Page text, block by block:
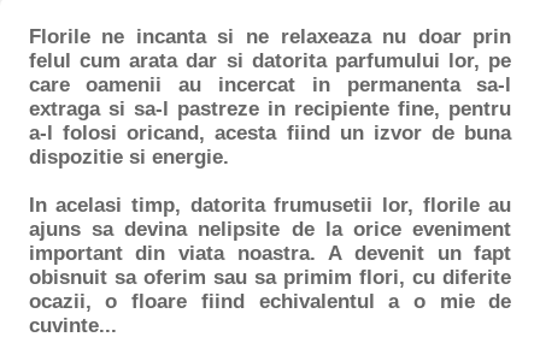
Florile ne incanta si ne relaxeaza nu doar prin
felul cum arata dar si datorita parfumului lor, pe
care oamenii au incercat in permanenta sa-l
extraga si sa-l pastreze in recipiente fine, pentru
a-l folosi oricand, acesta fiind un izvor de buna
dispozitie si energie.
In acelasi timp, datorita frumusetii lor, florile au
ajuns sa devina nelipsite de la orice eveniment
important din viata noastra. A devenit un fapt
obisnuit sa oferim sau sa primim flori, cu diferite
ocazii, o floare fiind echivalentul a o mie de
cuvinte...